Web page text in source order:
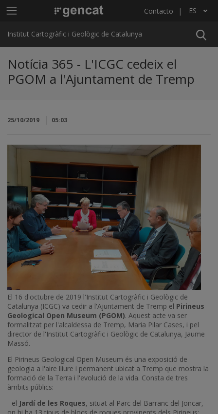
Menú principal ICGC Contacto ES
Lista adicional de acciones
Institut Cartogràfic i Geològic de Catalunya
Notícia 365 - L'ICGC cedeix el
PGOM a l'Ajuntament de Tremp
25/10/2019 05:03
El 16 d'octubre de 2019 l'Institut Cartogràfic i Geològic de
Catalunya (ICGC) va cedir a l'Ajuntament de Tremp el Pirineus
Geological Open Museum (PGOM). Aquest acte va ser
formalitzat per l'alcaldessa de Tremp, Maria Pilar Cases, i pel
director de l'Institut Cartogràfic i Geològic de Catalunya, Jaume
Massó.
El Pirineus Geological Open Museum és una exposició de
geologia a l'aire lliure i permanent ubicat a Tremp que mostra la
formació de la Terra i l'evolució de la vida. Consta de tres
àmbits públics:
- el Jardí de les Roques, situat al Parc del Barranc del Joncar,